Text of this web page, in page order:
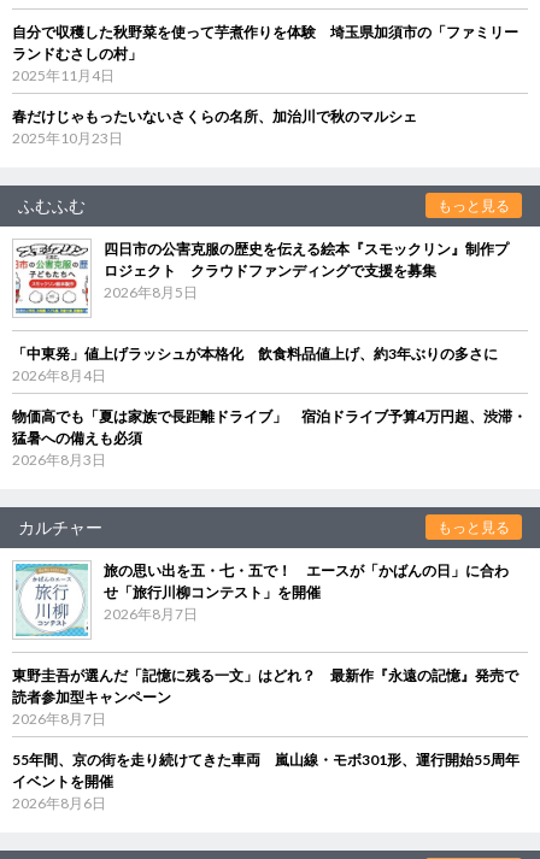
自分で収穫した秋野菜を使って芋煮作りを体験 埼玉県加須市の「ファミリー
ランドむさしの村」
2025年11月4日
春だけじゃもったいないさくらの名所、加治川で秋のマルシェ
2025年10月23日
ふむふむ もっと見る
四日市の公害克服の歴史を伝える絵本『スモックリン』制作プ
ロジェクト クラウドファンディングで支援を募集
2026年8月5日
「中東発」値上げラッシュが本格化 飲食料品値上げ、約3年ぶりの多さに
2026年8月4日
物価高でも「夏は家族で長距離ドライブ」 宿泊ドライブ予算4万円超、渋滞・
猛暑への備えも必須
2026年8月3日
カルチャー もっと見る
旅の思い出を五・七・五で！ エースが「かばんの日」に合わ
せ「旅行川柳コンテスト」を開催
2026年8月7日
東野圭吾が選んだ「記憶に残る一文」はどれ？ 最新作『永遠の記憶』発売で
読者参加型キャンペーン
2026年8月7日
55年間、京の街を走り続けてきた車両 嵐山線・モボ301形、運行開始55周年
イベントを開催
2026年8月6日